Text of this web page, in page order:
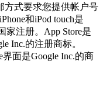
方式要求您提供帐户号
和iPod touch是
家注册。App Store是
Inc.的注册商标。
界面是Google Inc.的商